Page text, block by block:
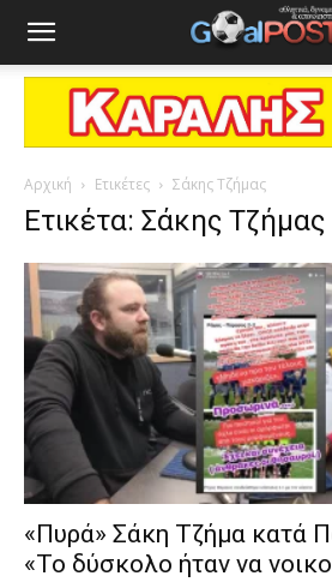
Αρχική Ετικέτες Σάκης Τζήμας
Ετικέτα: Σάκης Τζήμας
«Πυρά» Σάκη Τζήμα κατά
«Το δύσκολο ήταν να